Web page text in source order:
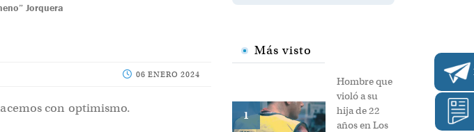
Jorquera
06 ENERO 2024
con optimismo.
Más visto
1
Hombre que
violó a su
hija de 22
años en Los